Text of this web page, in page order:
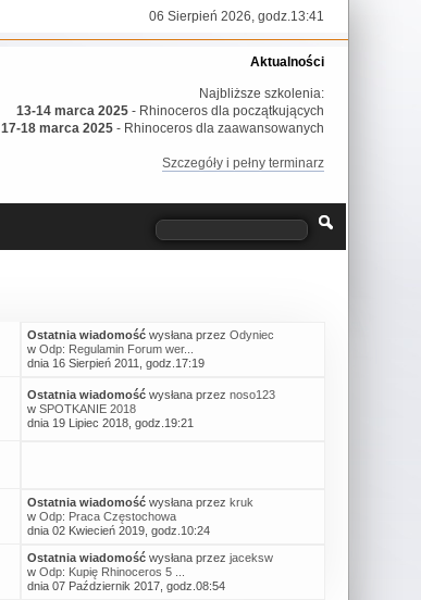
06 Sierpień 2026, godz.13:41
Aktualności
Najbliższe szkolenia:
13-14 marca 2025 - Rhinoceros dla początkujących
17-18 marca 2025 - Rhinoceros dla zaawansowanych
Szczegóły i pełny terminarz
Ostatnia wiadomość wysłana przezOdyniec
wOdp: Regulamin Forum wer...
dnia 16 Sierpień 2011, godz.17:19
Ostatnia wiadomość wysłana przeznoso123
wSPOTKANIE 2018
dnia 19 Lipiec 2018, godz.19:21
Ostatnia wiadomość wysłana przezkruk
wOdp: Praca Częstochowa
dnia 02 Kwiecień 2019, godz.10:24
Ostatnia wiadomość wysłana przezjaceksw
wOdp: Kupię Rhinoceros 5 ...
dnia 07 Październik 2017, godz.08:54